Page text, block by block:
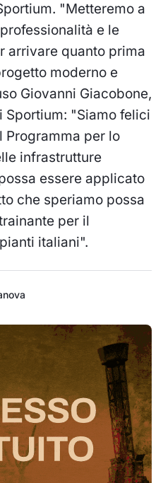
"Metteremo a
e le
arrivare quanto prima
moderno e
Giovanni Giacobone,
"Siamo felici
Programma per lo
infrastrutture
essere applicato
che speriamo possa
per il
italiani".